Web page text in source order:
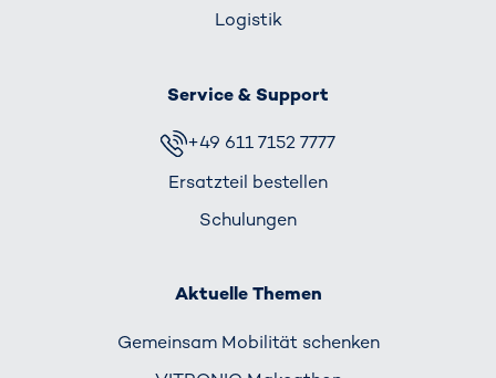
Logistik
Service & Support
+49 611 7152 7777
Ersatzteil bestellen
Schulungen
Aktuelle Themen
Gemeinsam Mobilität schenken